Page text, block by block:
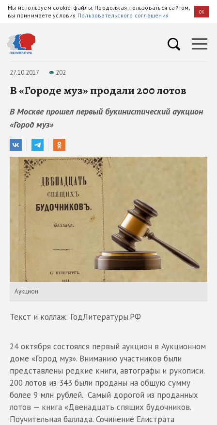
Мы используем cookie-файлы. Продолжая пользоваться сайтом,
вы принимаете условия Пользовательского соглашения OK
27.10.2017 202
В «Городе муз» продали 200 лотов
В Москве прошел первый букинистический аукцион
«Город муз»
Аукцион
Текст и коллаж: ГодЛитературы.РФ
24 октября состоялся первый аукцион в Аукционном
доме «Город муз». Вниманию участников были
представлены редкие книги, автографы и рукописи.
200 лотов из 343 были проданы на общую сумму
более 9 млн рублей. Самый дорогой из проданных
лотов — книга «Двенадцать спящих будочников.
Поучительная баллада. Сочинение Елистрата